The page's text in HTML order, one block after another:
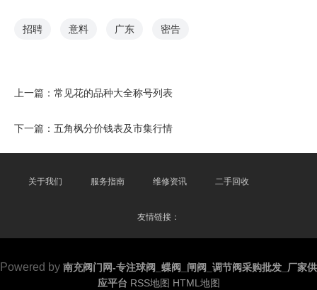
招聘 意料 广东 密告
上一篇： 常见花的品种大全称号列表
下一篇： 五角枫分价钱表及市集行情
关于我们 服务指南 维修资讯 二手回收
友情链接：
Powered by 南充阀门网-专注球阀_蝶阀_闸阀_调节阀采购批发_厂家供
应平台 RSS地图 HTML地图